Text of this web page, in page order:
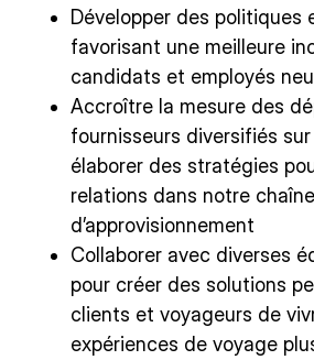
Développer des politiques
favorisant une meilleure
candidats et employés
Accroître la mesure des
fournisseurs diversifiés
élaborer des stratégies
relations dans notre chaîne
d’approvisionnement
Collaborer avec diverses
pour créer des solutions
clients et voyageurs de
expériences de voyage